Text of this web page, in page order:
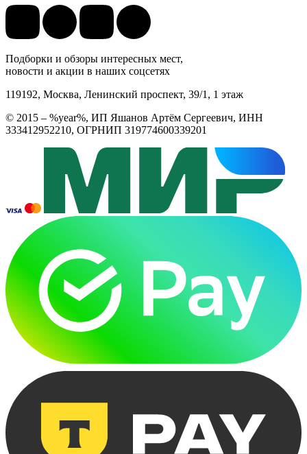
Подборки и обзоры интересных мест,
новости и акции в наших соцсетях
119192, Москва, Ленинский проспект, 39/1, 1 этаж
© 2015 – %year%, ИП Яшанов Артём Сергеевич, ИНН
333412952210, ОГРНИП 319774600339201